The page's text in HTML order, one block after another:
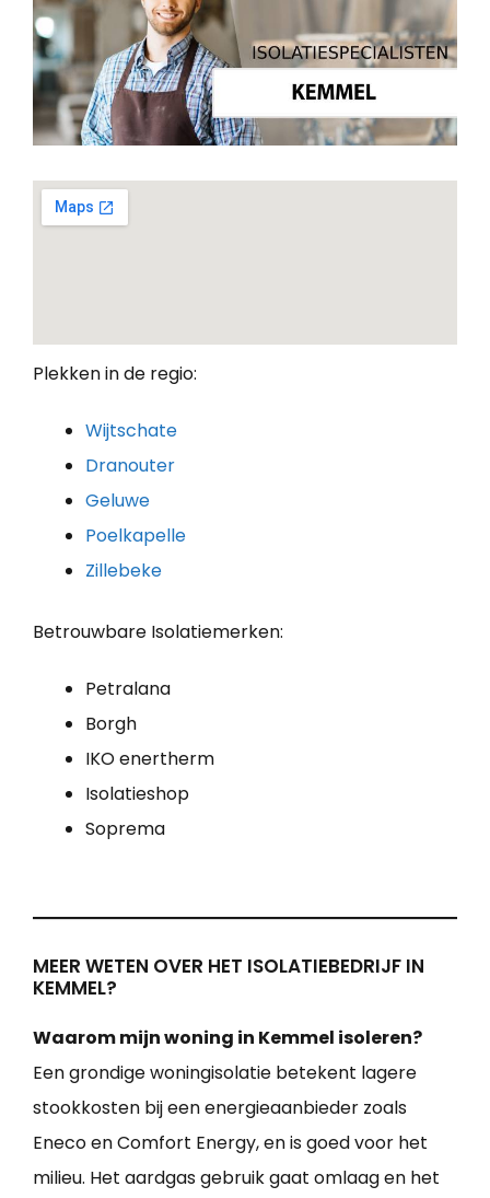
Plekken in de regio:
Wijtschate
Dranouter
Geluwe
Poelkapelle
Zillebeke
Betrouwbare Isolatiemerken:
Petralana
Borgh
IKO enertherm
Isolatieshop
Soprema
MEER WETEN OVER HET ISOLATIEBEDRIJF IN
KEMMEL?
Waarom mijn woning in Kemmel isoleren?
Een grondige woningisolatie betekent lagere
stookkosten bij een energieaanbieder zoals
Eneco en Comfort Energy, en is goed voor het
milieu. Het aardgas gebruik gaat omlaag en het